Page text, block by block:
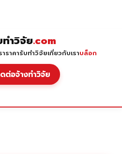
ทำวิจัย.com
ราคารับทำวิจัยเกี่ยวกับเราบล็อก
ต่อจ้างทำวิจัย